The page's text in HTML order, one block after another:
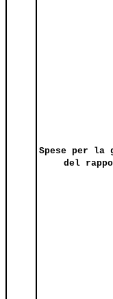
Spese per la
del